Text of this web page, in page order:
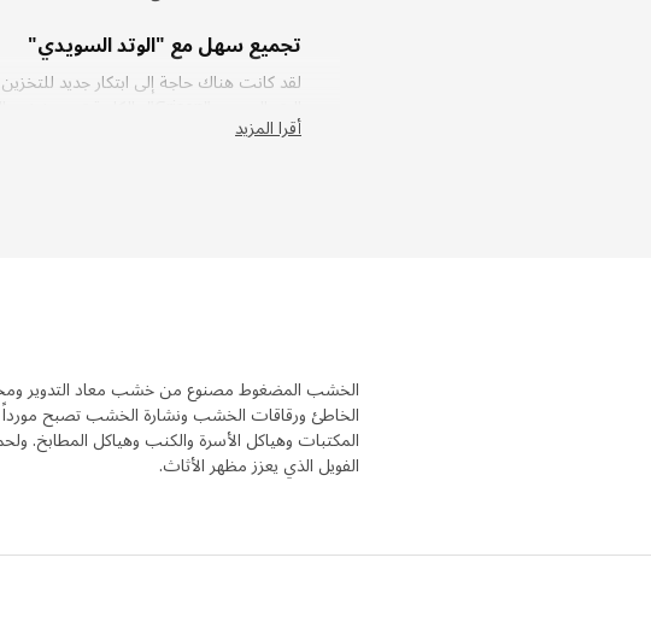
تجميع سهل مع "الوتد السويدي"
لقد كانت هناك حاجة إلى ابتكار جديد
بضغطة واحدة. يقول مطور المنتج دانيال
أقرا المزيد
الخشب المضغوط مصنوع من خشب معاد التدوير
الخاطئ ورقاقات الخشب ونشارة الخشب تصبح مورداً
المكتبات وهياكل الأسرة والكنب وهياكل المطابخ.
الفويل الذي يعزز مظهر الأثاث.